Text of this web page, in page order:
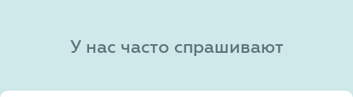
У нас часто спрашивают